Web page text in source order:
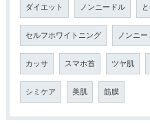
ダイエット ノンニードル
セルフホワイトニング ノンニ
カッサ スマホ首 ツヤ肌
シミケア 美肌 筋膜